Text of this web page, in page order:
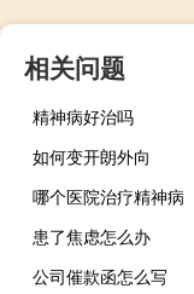
相关问题
精神病好治吗
如何变开朗外向
哪个医院治疗精神病
患了焦虑怎么办
公司催款函怎么写